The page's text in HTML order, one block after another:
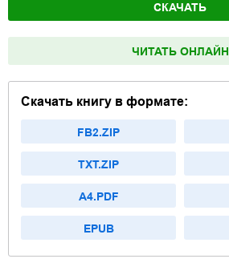
СКАЧАТЬ
ЧИТАТЬ ОНЛАЙН
Скачать книгу в формате:
FB2.ZIP
TXT.ZIP
A4.PDF
EPUB